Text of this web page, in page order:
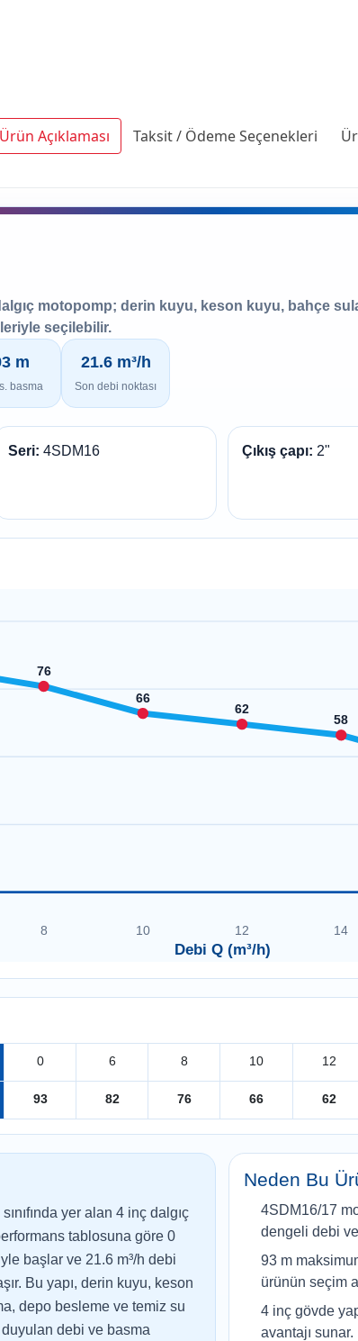
Ürün Açıklaması Taksit / Ödeme Seçenekleri
motopomp; derin kuyu, keson kuyu, bahçe
seçilebilir.
m
basma
21.6 m³/h
Son debi noktası
Seri: 4SDM16 Çıkış çapı: 2"
76
66
62
58
8 10 12 14
Debi Q (m³/h)
0 6 8 10 12
93 82 76 66 62
yer alan 4 inç dalgıç
tablosuna göre 0
başlar ve 21.6 m³/h debi
Bu yapı, derin kuyu, keson
depo besleme ve temiz su
debi ve basma
Neden Bu
4SDM16/17
dengeli debi
93 m
ürünün seçim
4 inç gövde
avantajı sunar.